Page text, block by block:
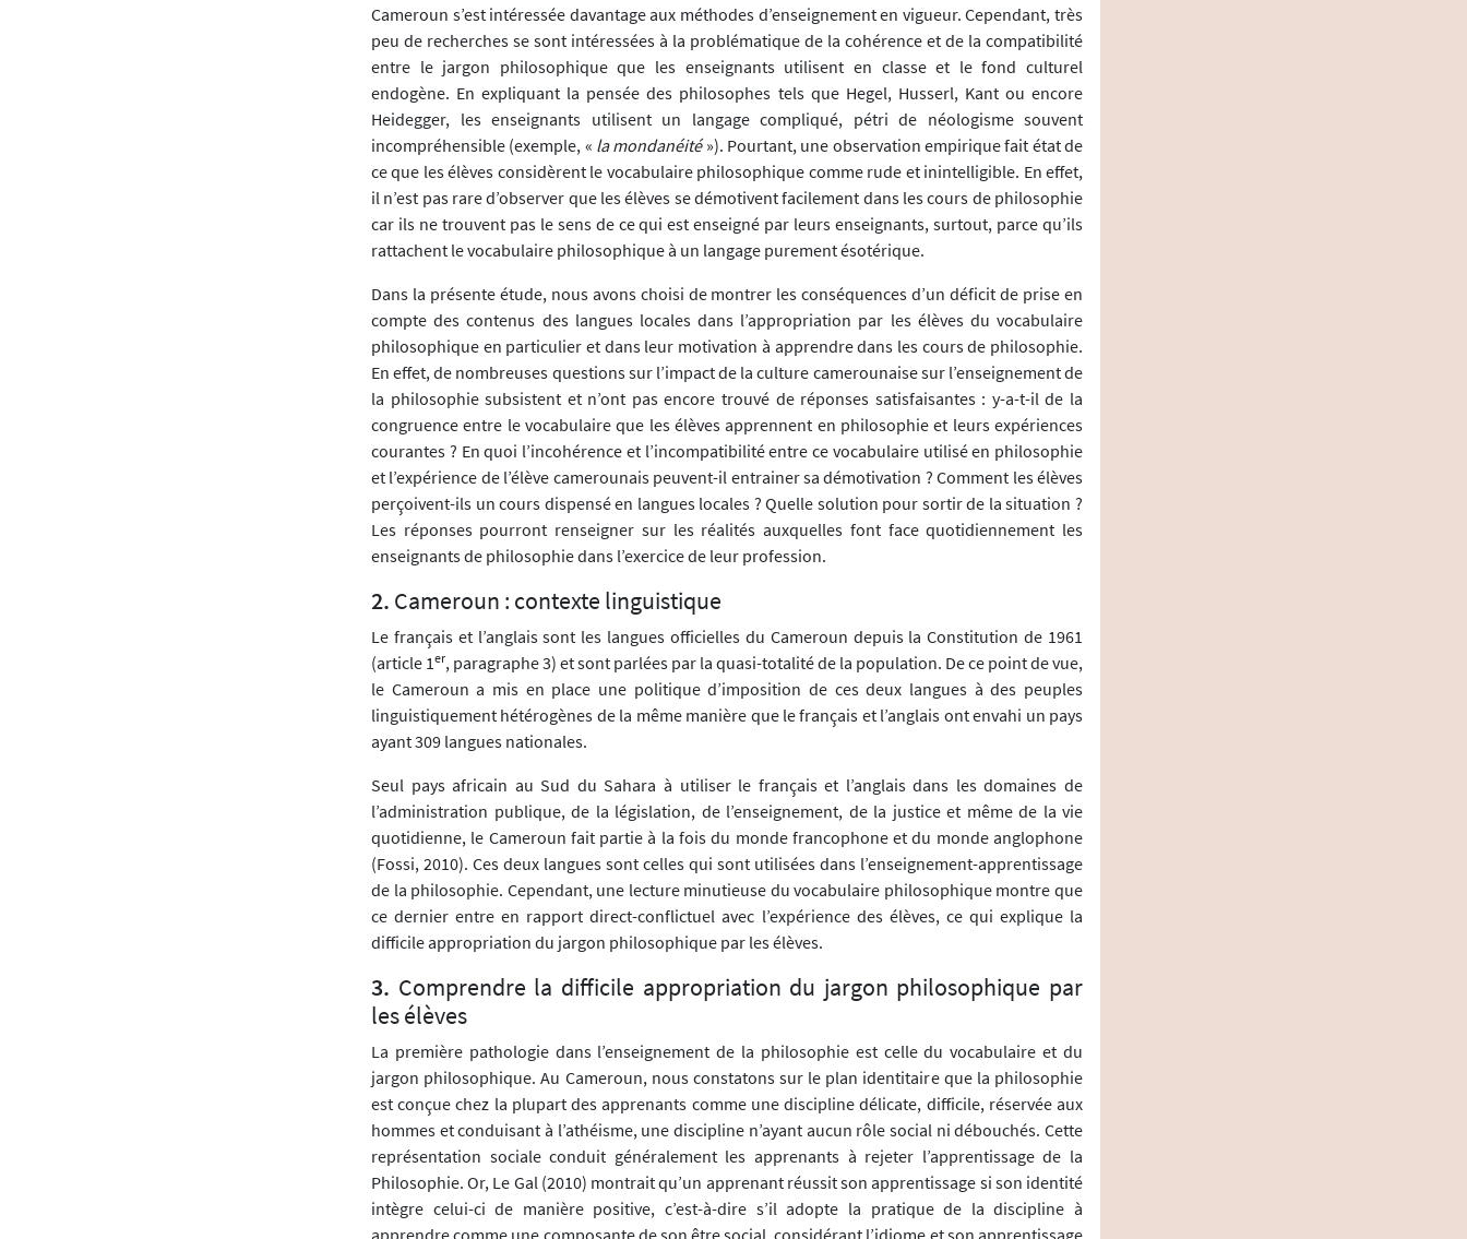
Cameroun s’est intéressée davantage aux méthodes d’enseignement en vigueur. Cependant, très
peu de recherches se sont intéressées à la problématique de la cohérence et de la compatibilité
entre le jargon philosophique que les enseignants utilisent en classe et le fond culturel
endogène. En expliquant la pensée des philosophes tels que Hegel, Husserl, Kant ou encore
Heidegger, les enseignants utilisent un langage compliqué, pétri de néologisme souvent
incompréhensible (exemple, « la mondanéité»). Pourtant, une observation empirique fait état de
ce que les élèves considèrent le vocabulaire philosophique comme rude et inintelligible. En effet,
il n’est pas rare d’observer que les élèves se démotivent facilement dans les cours de philosophie
car ils ne trouvent pas le sens de ce qui est enseigné par leurs enseignants, surtout, parce qu’ils
rattachent le vocabulaire philosophique à un langage purement ésotérique.
Dans la présente étude, nous avons choisi de montrer les conséquences d’un déficit de prise en
compte des contenus des langues locales dans l’appropriation par les élèves du vocabulaire
philosophique en particulier et dans leur motivation à apprendre dans les cours de philosophie.
En effet, de nombreuses questions sur l’impact de la culture camerounaise sur l’enseignement de
la philosophie subsistent et n’ont pas encore trouvé de réponses satisfaisantes : y-a-t-il de la
congruence entre le vocabulaire que les élèves apprennent en philosophie et leurs expériences
courantes ? En quoi l’incohérence et l’incompatibilité entre ce vocabulaire utilisé en philosophie
et l’expérience de l’élève camerounais peuvent-il entrainer sa démotivation ? Comment les élèves
perçoivent-ils un cours dispensé en langues locales ? Quelle solution pour sortir de la situation ?
Les réponses pourront renseigner sur les réalités auxquelles font face quotidiennement les
enseignants de philosophie dans l’exercice de leur profession.
Cameroun : contexte linguistique
Le français et l’anglais sont les langues officielles du Cameroun depuis la Constitution de 1961
(article 1 er, paragraphe 3) et sont parlées par la quasi-totalité de la population. De ce point de vue,
le Cameroun a mis en place une politique d’imposition de ces deux langues à des peuples
linguistiquement hétérogènes de la même manière que le français et l’anglais ont envahi un pays
ayant 309 langues nationales.
Seul pays africain au Sud du Sahara à utiliser le français et l’anglais dans les domaines de
l’administration publique, de la législation, de l’enseignement, de la justice et même de la vie
quotidienne, le Cameroun fait partie à la fois du monde francophone et du monde anglophone
(Fossi, 2010). Ces deux langues sont celles qui sont utilisées dans l’enseignement-apprentissage
de la philosophie. Cependant, une lecture minutieuse du vocabulaire philosophique montre que
ce dernier entre en rapport direct-conflictuel avec l’expérience des élèves, ce qui explique la
difficile appropriation du jargon philosophique par les élèves.
Comprendre la difficile appropriation du jargon philosophique par
les élèves
La première pathologie dans l’enseignement de la philosophie est celle du vocabulaire et du
jargon philosophique. Au Cameroun, nous constatons sur le plan identitaire que la philosophie
est conçue chez la plupart des apprenants comme une discipline délicate, difficile, réservée aux
hommes et conduisant à l’athéisme, une discipline n’ayant aucun rôle social ni débouchés. Cette
représentation sociale conduit généralement les apprenants à rejeter l’apprentissage de la
Philosophie. Or, Le Gal (2010) montrait qu’un apprenant réussit son apprentissage si son identité
intègre celui-ci de manière positive, c’est-à-dire s’il adopte la pratique de la discipline à
apprendre comme une composante de son être social, considérant l’idiome et son apprentissage